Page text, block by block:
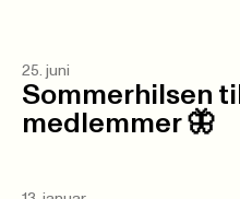
25. juni
Sommerhilsen
medlemmer 🦋